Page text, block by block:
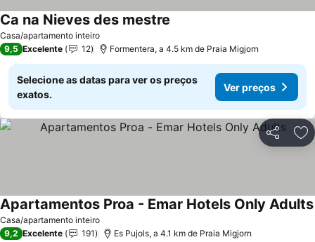
Casa/apartamento inteiro
Ca na Nieves des mestre
9,5 Excelente 12 Formentera, a 4.5 km de Praia Migjorn
Selecione as datas para ver os preços
exatos.
Ver preços
Partilhar
Casa/apartamento inteiro
Apartamentos Proa - Emar Hotels Only Adults
9,2 Excelente 191 Es Pujols, a 4.1 km de Praia Migjorn